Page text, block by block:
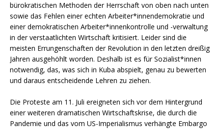
bürokratischen Methoden der Herrschaft von oben nach unten
sowie das Fehlen einer echten Arbeiter*innendemokratie und
einer demokratischen Arbeiter*innenkontrolle und -verwaltung
in der verstaatlichten Wirtschaft kritisiert. Leider sind die
meisten Errungenschaften der Revolution in den letzten dreißig
Jahren ausgehöhlt worden. Deshalb ist es für Sozialist*innen
notwendig, das, was sich in Kuba abspielt, genau zu bewerten
und daraus entscheidende Lehren zu ziehen.
Die Proteste am 11. Juli ereigneten sich vor dem Hintergrund
einer weiteren dramatischen Wirtschaftskrise, die durch die
Pandemie und das vom US-Imperialismus verhängte Embargo